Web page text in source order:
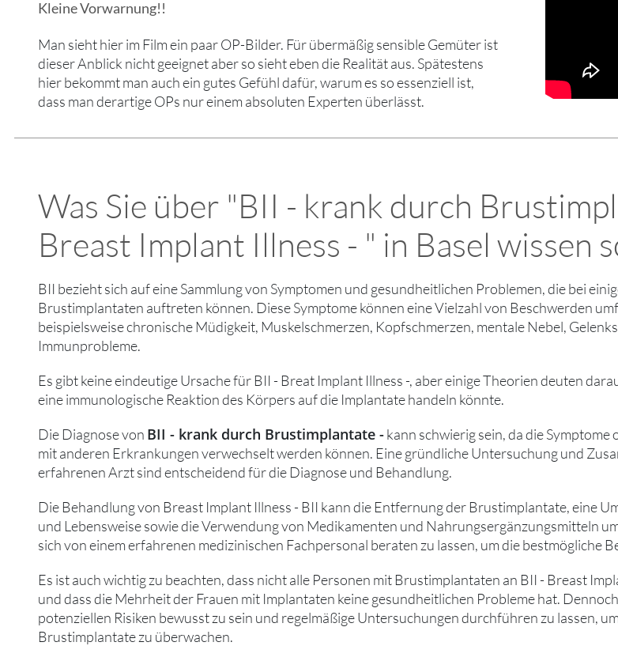
Kleine Vorwarnung!!
Man sieht hier im Film ein paar OP-Bilder. Für übermäßig sensible Gemüter ist
dieser Anblick nicht geeignet aber so sieht eben die Realität aus. Spätestens
hier bekommt man auch ein gutes Gefühl dafür, warum es so essenziell ist,
dass man derartige OPs nur einem absoluten Experten überlässt.
Was Sie über "BII - krank durch
Breast Implant Illness - " in Basel wissen
BII bezieht sich auf eine Sammlung von Symptomen und gesundheitlichen Problemen, die bei
Brustimplantaten auftreten können. Diese Symptome können eine Vielzahl von Beschwerden
beispielsweise chronische Müdigkeit, Muskelschmerzen, Kopfschmerzen, mentale Nebel,
Immunprobleme.
Es gibt keine eindeutige Ursache für BII - Breat Implant Illness -, aber einige Theorien deuten
eine immunologische Reaktion des Körpers auf die Implantate handeln könnte.
Die Diagnose von BII - krank durch Brustimplantate -kann schwierig sein, da die
mit anderen Erkrankungen verwechselt werden können. Eine gründliche Untersuchung und
erfahrenen Arzt sind entscheidend für die Diagnose und Behandlung.
Die Behandlung von Breast Implant Illness - BII kann die Entfernung der Brustimplantate, eine
und Lebensweise sowie die Verwendung von Medikamenten und Nahrungsergänzungsmitteln
sich von einem erfahrenen medizinischen Fachpersonal beraten zu lassen, um die bestmögliche
Es ist auch wichtig zu beachten, dass nicht alle Personen mit Brustimplantaten an BII - Breast
und dass die Mehrheit der Frauen mit Implantaten keine gesundheitlichen Probleme hat.
potenziellen Risiken bewusst zu sein und regelmäßige Untersuchungen durchführen zu lassen,
Brustimplantate zu überwachen.